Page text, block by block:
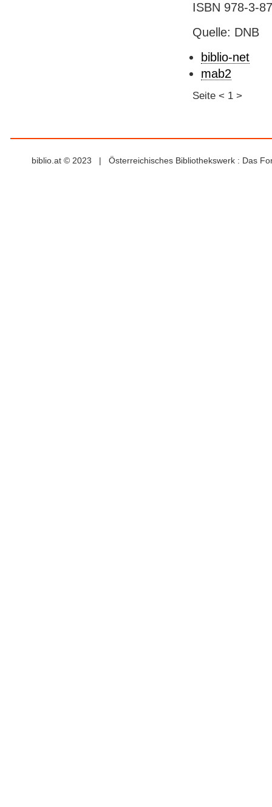
ISBN 978-3-
Quelle: DNB
biblio-net
mab2
Seite < 1 >
biblio.at © 2023 | Österreichisches Bibliothekswerk : Das